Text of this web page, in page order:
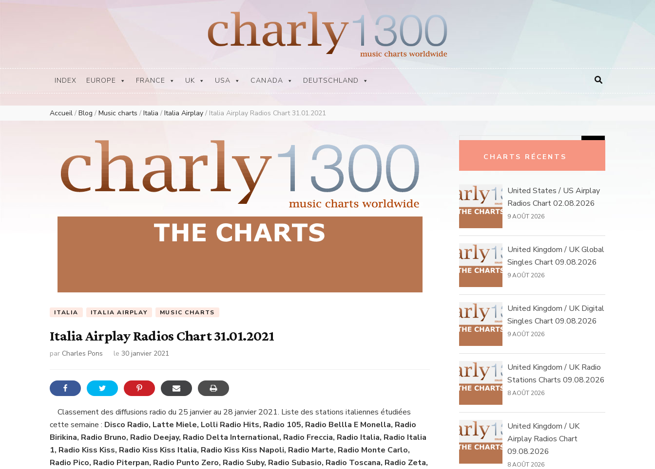
Europe Airplay Charts Radios Music Worldwide – Charly1300
European Music Charts plus USA and Australia
INDEX EUROPE FRANCE UK USA CANADA DEUTSCHLAND
Accueil / Blog / Music charts / Italia / Italia Airplay / Italia Airplay Radios Chart 31.01.2021
ITALIA ITALIA AIRPLAY MUSIC CHARTS
Italia Airplay Radios Chart 31.01.2021
par Charles Pons le 30 janvier 2021
Classement des diffusions radio du 25 janvier au 28 janvier 2021. Liste des stations italiennes étudiées
cette semaine : Disco Radio, Latte Miele, Lolli Radio Hits, Radio 105, Radio Bellla E Monella, Radio
Birikina, Radio Bruno, Radio Deejay, Radio Delta International, Radio Freccia, Radio Italia, Radio Italia
1, Radio Kiss Kiss, Radio Kiss Kiss Italia, Radio Kiss Kiss Napoli, Radio Marte, Radio Monte Carlo,
Radio Pico, Radio Piterpan, Radio Punto Zero, Radio Suby, Radio Subasio, Radio Toscana, Radio Zeta,
CHARTS RÉCENTS
United States / US Airplay
Radios Chart 02.08.2026
9 AOÛT 2026
United Kingdom / UK Global
Singles Chart 09.08.2026
9 AOÛT 2026
United Kingdom / UK Digital
Singles Chart 09.08.2026
9 AOÛT 2026
United Kingdom / UK Radio
Stations Charts 09.08.2026
8 AOÛT 2026
United Kingdom / UK
Airplay Radios Chart
09.08.2026
8 AOÛT 2026